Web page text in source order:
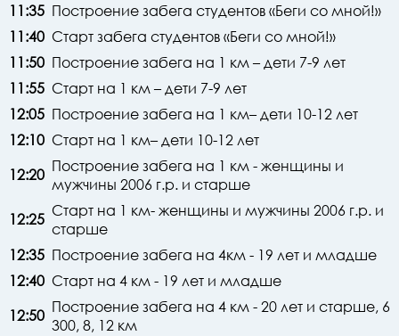
11:35 Построение забега студентов «Беги со мной!»
11:40 Старт забега студентов «Беги со мной!»
11:50 Построение забега на 1 км – дети 7-9 лет
11:55 Старт на 1 км – дети 7-9 лет
12:05 Построение забега на 1 км– дети 10-12 лет
12:10 Старт на 1 км– дети 10-12 лет
12:20 Построение забега на 1 км - женщины и
мужчины 2006 г.р. и старше
12:25 Старт на 1 км- женщины и мужчины 2006 г.р. и
старше
12:35 Построение забега на 4км - 19 лет и младше
12:40 Старт на 4 км - 19 лет и младше
12:50 Построение забега на 4 км - 20 лет и старше, 6
300, 8, 12 км